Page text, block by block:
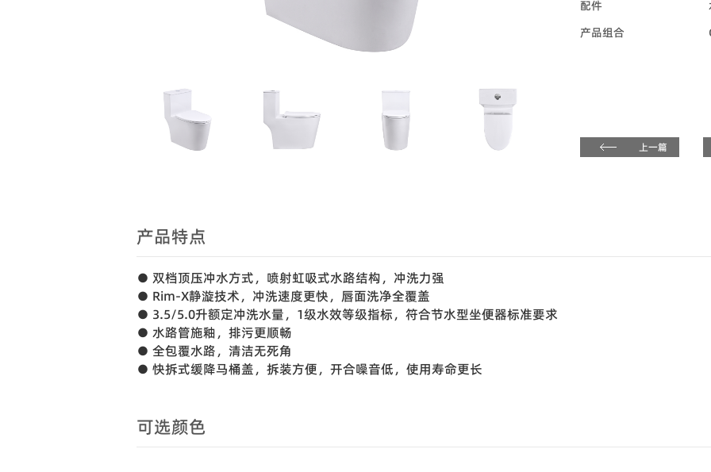
配件
产品组合
上一篇
产品特点
● 双档顶压冲水方式，喷射虹吸式水路结构，冲洗力强
● Rim-X静漩技术，冲洗速度更快，唇面洗净全覆盖
● 3.5/5.0升额定冲洗水量，1级水效等级指标，符合节水型坐便器标准要求
● 水路管施釉，排污更顺畅
● 全包覆水路，清洁无死角
● 快拆式缓降马桶盖，拆装方便，开合噪音低，使用寿命更长
可选颜色